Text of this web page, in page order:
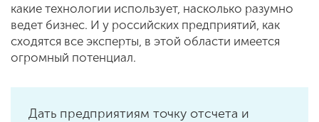
какие технологии использует, насколько разумно
ведет бизнес. И у российских предприятий, как
сходятся все эксперты, в этой области имеется
огромный потенциал.
Дать предприятиям точку отсчета и